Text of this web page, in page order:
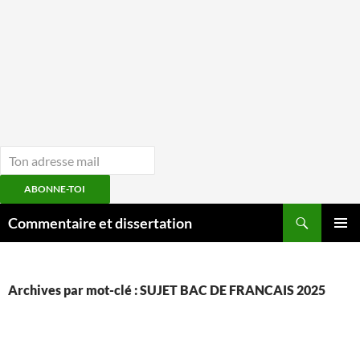
ABONNE-TOI
auCommentaire et dissertation
Archives par mot-clé : SUJET BAC DE FRANCAIS 2025